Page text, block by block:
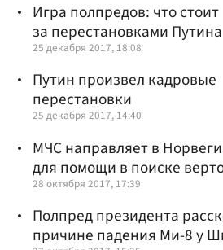
Игра полпредов: что стоит
за перестановками Путина
25 декабря 2017, 18:08
Путин произвел кадровые
перестановки
25 декабря 2017, 14:40
МЧС направляет в
для помощи в поиске
28 октября 2017, 17:39
Полпред президента
причине падения Ми-8 у